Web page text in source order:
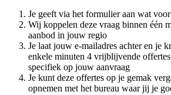
Je geeft via het formulier aan wat
Wij koppelen deze vraag binnen één
aanbod in jouw regio
Je laat jouw e-mailadres achter en je
enkele minuten 4 vrijblijvende
specifiek op jouw aanvraag
Je kunt deze offertes op je gemak
opnemen met het bureau waar jij je